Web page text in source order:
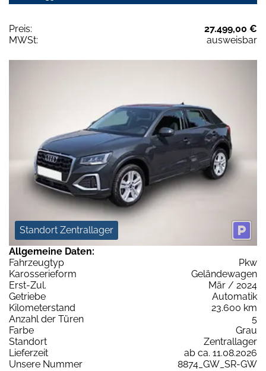
Preis:
27.499,00 €
MWSt:
ausweisbar
Standort Zentrallager
Allgemeine Daten:
Fahrzeugtyp
Pkw
Karosserieform
Geländewagen
Erst-Zul.
Mär / 2024
Getriebe
Automatik
Kilometerstand
23.600 km
Anzahl der Türen
5
Farbe
Grau
Standort
Zentrallager
Lieferzeit
ab ca. 11.08.2026
Unsere Nummer
8874_GW_SR-GW